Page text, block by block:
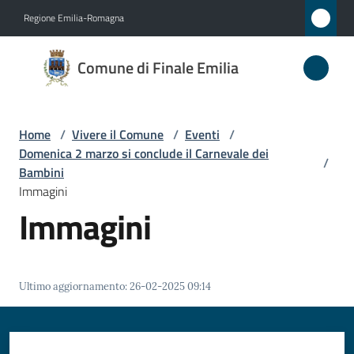
Regione Emilia-Romagna
Comune di Finale Emilia
Comune
di
Emilia
Amministrazione
Novità
Servizi
Home / Vivere il Comune / Eventi /
Domenica 2 marzo si conclude il Carnevale dei
Bambini
/
Immagini
Immagini
Ultimo aggiornamento:26-02-2025 09:14